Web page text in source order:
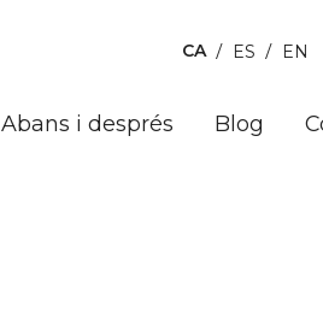
CA ES EN
Abans i després Blog